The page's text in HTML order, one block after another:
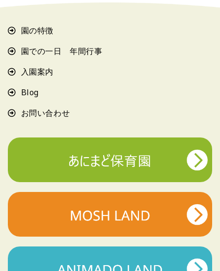
園の特徴
園での一日 年間行事
入園案内
Blog
お問い合わせ